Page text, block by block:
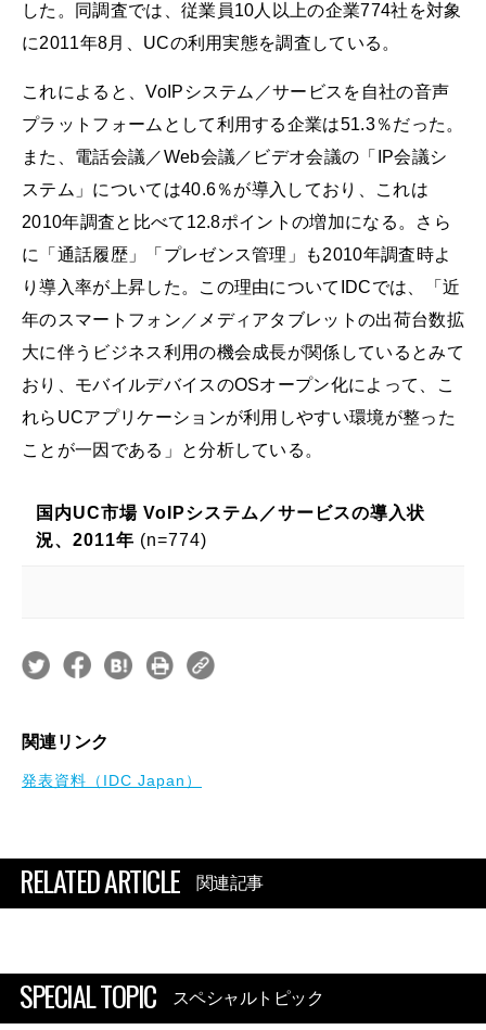
した。同調査では、従業員10人以上の企業774社を対象
に2011年8月、UCの利用実態を調査している。
これによると、VoIPシステム／サービスを自社の音声
プラットフォームとして利用する企業は51.3％だった。
また、電話会議／Web会議／ビデオ会議の「IP会議シ
ステム」については40.6％が導入しており、これは
2010年調査と比べて12.8ポイントの増加になる。さら
に「通話履歴」「プレゼンス管理」も2010年調査時よ
り導入率が上昇した。この理由についてIDCでは、「近
年のスマートフォン／メディアタブレットの出荷台数拡
大に伴うビジネス利用の機会成長が関係しているとみて
おり、モバイルデバイスのOSオープン化によって、こ
れらUCアプリケーションが利用しやすい環境が整った
ことが一因である」と分析している。
国内UC市場 VoIPシステム／サービスの導入状
況、2011年 (n=774)
関連リンク
発表資料（IDC Japan）
RELATED ARTICLE 関連記事
SPECIAL TOPIC スペシャルトピック